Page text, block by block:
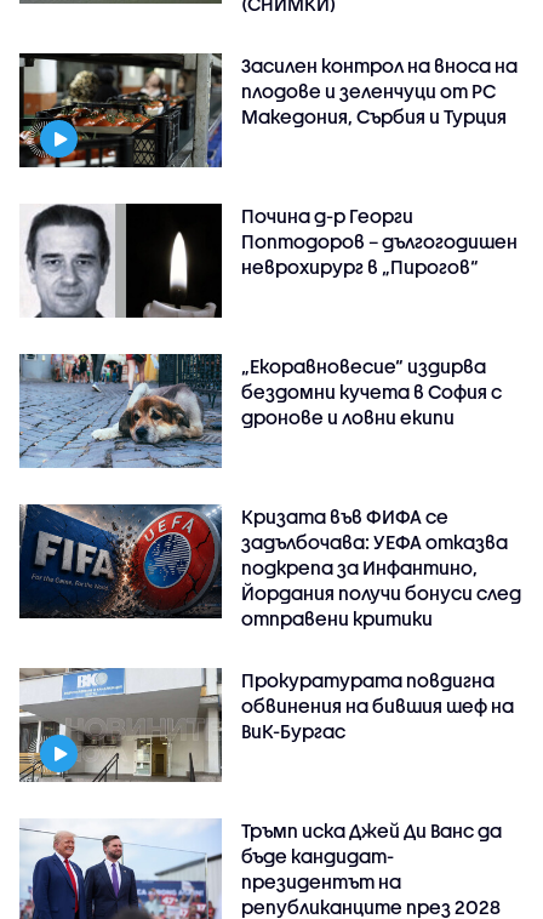
Засилен контрол на вноса на
плодове и зеленчуци от РС
Македония, Сърбия и Турция
Почина д-р Георги
Поптодоров – дългогодишен
неврохирург в „Пирогов“
„Екоравновесие“ издирва
бездомни кучета в София с
дронове и ловни екипи
Кризата във ФИФА се
задълбочава: УЕФА отказва
подкрепа за Инфантино,
Йордания получи бонуси след
отправени критики
Прокуратурата повдигна
обвинения на бившия шеф на
ВиК-Бургас
Тръмп иска Джей Ди Ванс да
бъде кандидат-
президентът на
републиканците през 2028